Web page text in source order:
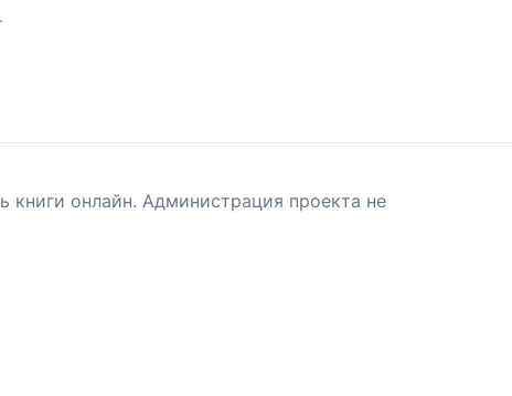
книги онлайн. Администрация проекта не